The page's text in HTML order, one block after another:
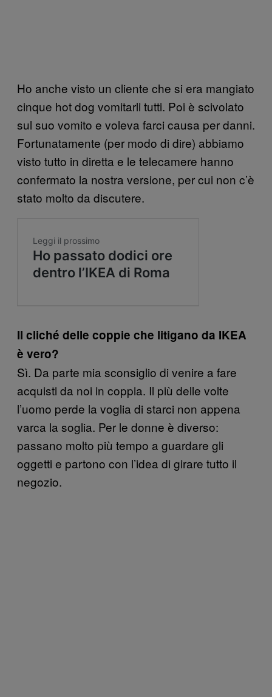
Ho anche visto un cliente che si era mangiato
cinque hot dog vomitarli tutti. Poi è scivolato
sul suo vomito e voleva farci causa per danni.
Fortunatamente (per modo di dire) abbiamo
visto tutto in diretta e le telecamere hanno
confermato la nostra versione, per cui non c’è
stato molto da discutere.
Il cliché delle coppie che litigano da IKEA
è vero?
Sì. Da parte mia sconsiglio di venire a fare
acquisti da noi in coppia. Il più delle volte
l’uomo perde la voglia di starci non appena
varca la soglia. Per le donne è diverso:
passano molto più tempo a guardare gli
oggetti e partono con l’idea di girare tutto il
negozio.